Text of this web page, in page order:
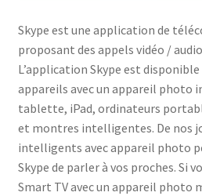
Skype est une application de
proposant des appels vidéo /
L’application Skype est
appareils avec un appareil photo
tablette, iPad, ordinateurs
et montres intelligentes. De nos
intelligents avec appareil photo
Skype de parler à vos proches. Si
Smart TV avec un appareil photo